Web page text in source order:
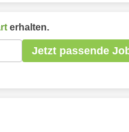
erhalten.
Jetzt passende